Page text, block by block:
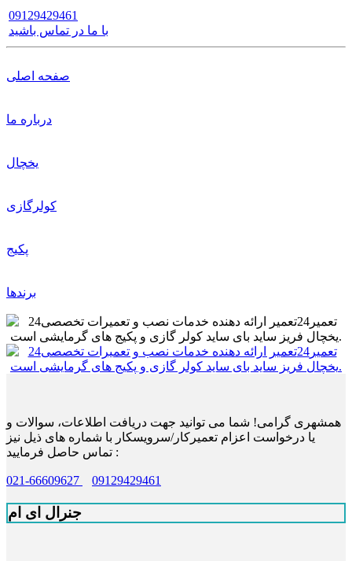
09129429461
با ما در تماس باشید
صفحه اصلی
درباره ما
یخچال
کولرگازی
پکیج
برندها
همشهری گرامی! شما می توانید جهت دریافت اطلاعات، سوالات و
یا درخواست اعزام تعمیرکار/سرویسکار با شماره های ذیل نیز
تماس حاصل فرمایید :
021-66609627 09129429461
جنرال ای ام